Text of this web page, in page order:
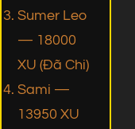
Sumer Leo
— 18000
XU (Đã Chi)
Sami —
13950 XU